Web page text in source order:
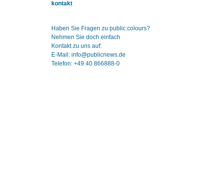
kontakt
Haben Sie Fragen zu public:colours?
Nehmen Sie doch einfach
Kontakt zu uns auf:
E-Mail: info@publicnews.de
Telefon: +49 40 866888-0